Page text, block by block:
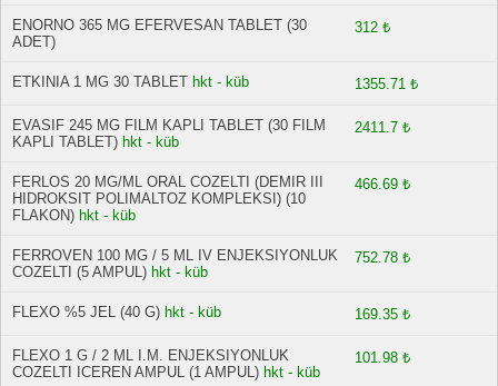
ENORNO 365 MG EFERVESAN TABLET (30
ADET)
312 ₺
ETKINIA 1 MG 30 TABLET hkt - küb 1355.71 ₺
EVASIF 245 MG FILM KAPLI TABLET (30 FILM
KAPLI TABLET) hkt - küb
2411.7 ₺
FERLOS 20 MG/ML ORAL COZELTI (DEMIR III
HIDROKSIT POLIMALTOZ KOMPLEKSI) (10
FLAKON) hkt - küb
466.69 ₺
FERROVEN 100 MG / 5 ML IV ENJEKSIYONLUK
COZELTI (5 AMPUL) hkt - küb
752.78 ₺
FLEXO %5 JEL (40 G) hkt - küb 169.35 ₺
FLEXO 1 G / 2 ML I.M. ENJEKSIYONLUK
COZELTI ICEREN AMPUL (1 AMPUL) hkt - küb
101.98 ₺